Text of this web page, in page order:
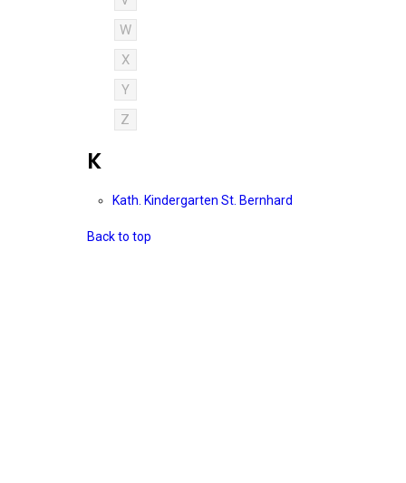
W
X
Y
Z
K
Kath. Kindergarten St. Bernhard
Back to top